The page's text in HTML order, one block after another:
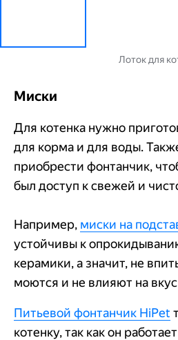
Лоток для
Миски
Для котенка нужно
для корма и для воды.
приобрести фонтанчик,
был доступ к свежей и
Например, миски на
устойчивы к
керамики, а значит, не
моются и не влияют на
Питьевой фонтанчик HiPet
котенку, так как он